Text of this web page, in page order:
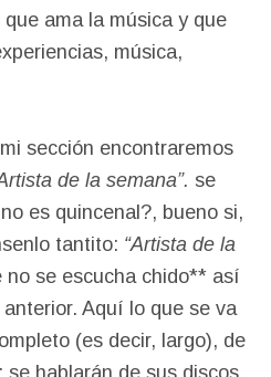
ama la música y que
música,
sección encontraremos
de la semana”. se
es quincenal?, bueno si,
tantito: “Artista de la
no se escucha chido** así
Aquí lo que se va
(es decir, largo), de
hablarán de sus discos,